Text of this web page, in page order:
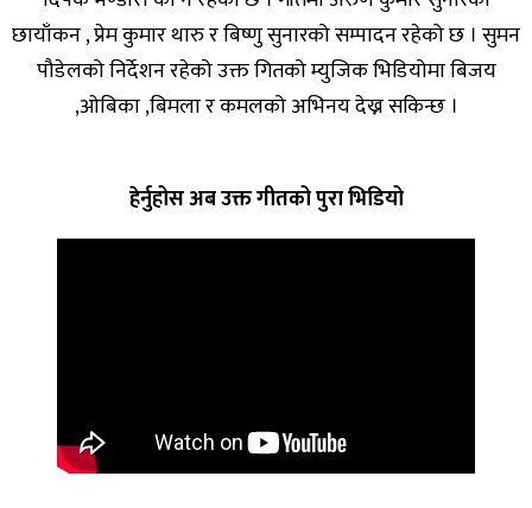
छायाँकन , प्रेम कुमार थारु र बिष्णु सुनारको सम्पादन रहेको छ । सुमन
पौडेलको निर्देशन रहेको उक्त गितको म्युजिक भिडियोमा बिजय
,ओबिका ,बिमला र कमलको अभिनय देख्न सकिन्छ ।
हेर्नुहोस अब उक्त गीतको पुरा भिडियो